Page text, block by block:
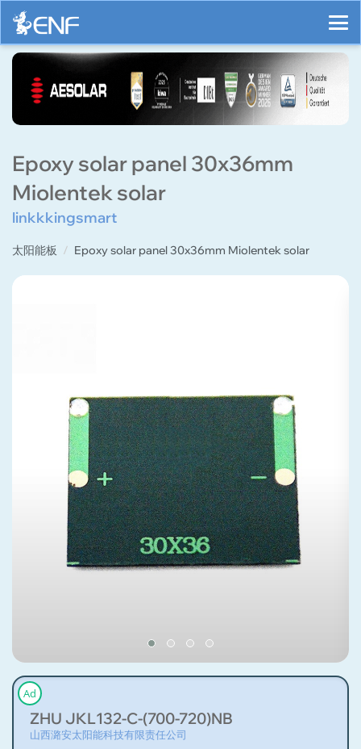
Epoxy solar panel 30x36mm
Miolentek solar
linkkkingsmart
太阳能板 Epoxy solar panel 30x36mm Miolentek solar
Ad
ZHU JKL132-C-(700-720)NB
山西潞安太阳能科技有限责任公司